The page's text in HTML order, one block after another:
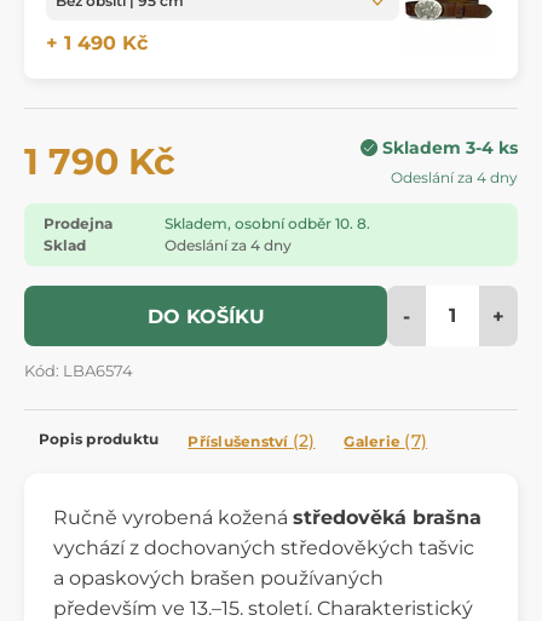
+ 1 490 Kč
1 790 Kč Skladem 3-4 ks
Odeslání za 4 dny
Prodejna
Skladem, osobní odběr 10. 8.
Sklad
Odeslání za 4 dny
DO KOŠÍKU - +
Kód: LBA6574
Popis produktu Příslušenství (2) Galerie (7)
Ručně vyrobená kožená středověká brašna
vychází z dochovaných středověkých tašvic
a opaskových brašen používaných
především ve 13.–15. století. Charakteristický